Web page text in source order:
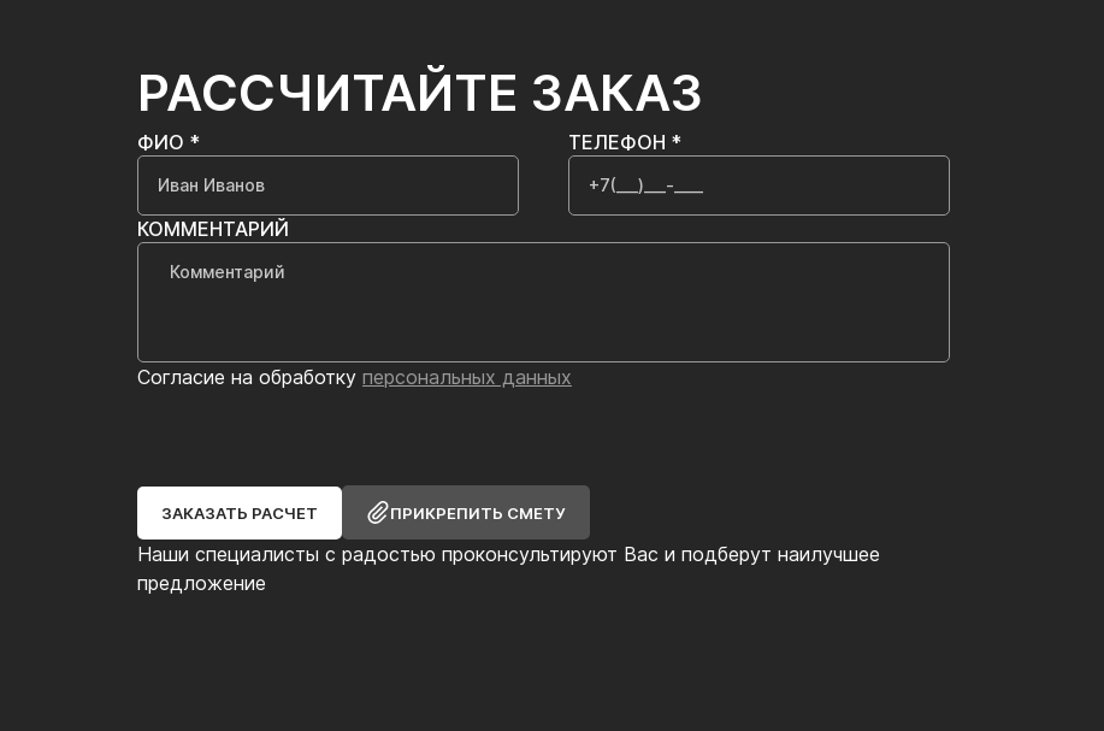
РАССЧИТАЙТЕ ЗАКАЗ
Наши специалисты с радостью проконсультируют Вас и подберут наилучшее
предложение
ФИО * ТЕЛЕФОН *
КОММЕНТАРИЙ
Согласие на обработку персональных данных
ЗАКАЗАТЬ РАСЧЕТ ПРИКРЕПИТЬ СМЕТУ